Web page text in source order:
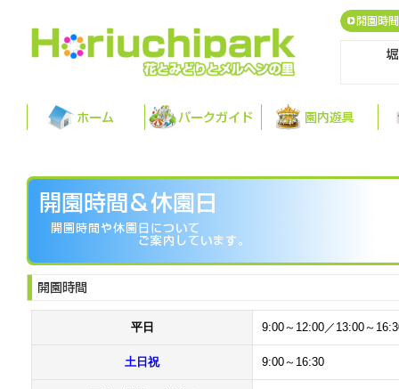
平日 9:00～12:00／13:00～
土日祝 9:00～16:30